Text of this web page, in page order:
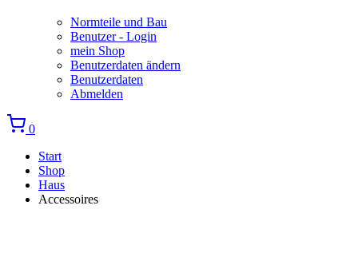
Normteile und Bau
Benutzer - Login
mein Shop
Benutzerdaten ändern
Benutzerdaten
Abmelden
0
Start
Shop
Haus
Accessoires